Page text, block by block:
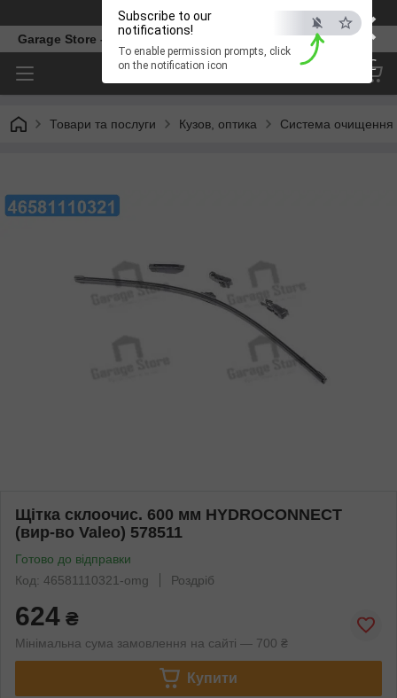
×
ESC
Subscribe to our
notifications!
To enable permission prompts, click
on the notification icon
Телефон
Garage Store – інтернет магазин автозапчастин.
Товари та послуги Кузов, оптика Система очищення
Щітка склоочис. 600 мм HYDROCONNECT
(вир-во Valeo) 578511
Готово до відправки
Код: 46581110321-omg
Роздріб
624 ₴
Мінімальна сума замовлення на сайті — 700 ₴
Купити